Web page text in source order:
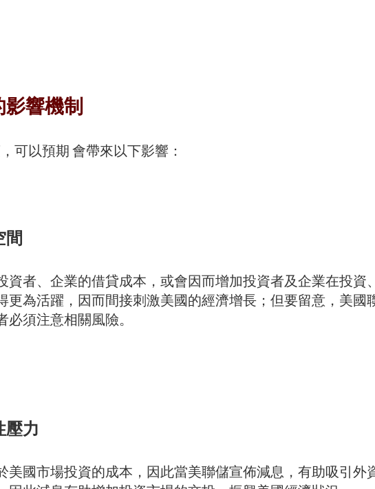
響機制
可以預期 會帶來以下影響：
間
資者、企業的借貸成本，或會因而增加投資者及企業在投資
更為活躍，因而間接刺激美國的經濟增長；但要留意，美國
必須注意相關風險。
壓力
美國市場投資的成本，因此當美聯儲宣佈減息，有助吸引外